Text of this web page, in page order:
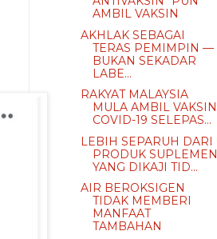
AMBIL VAKSIN
AKHLAK SEBAGAI
TERAS PEMIMPIN —
BUKAN SEKADAR
LABE...
RAKYAT MALAYSIA
MULA AMBIL VAKSIN
COVID-19 SELEPAS...
LEBIH SEPARUH DARI
PRODUK SUPLEMEN
YANG DIKAJI TID...
AIR BEROKSIGEN
TIDAK MEMBERI
MANFAAT
TAMBAHAN